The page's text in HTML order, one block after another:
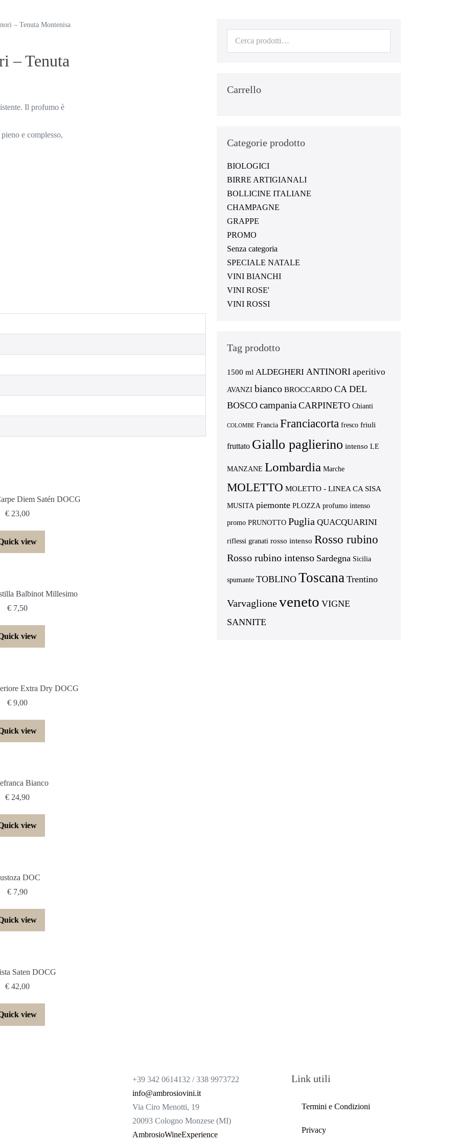
– Tenuta Montenisa
– Tenuta
Il profumo è
e complesso,
Diem Satén DOCG
€23,00
view
Balbinot Millesimo
€7,50
view
Extra Dry DOCG
€9,00
view
Bianco
€24,90
view
DOC
€7,90
view
Saten DOCG
€42,00
view
Carrello
Categorie prodotto
BIOLOGICI
BIRRE ARTIGIANALI
BOLLICINE ITALIANE
CHAMPAGNE
GRAPPE
PROMO
Senza categoria
SPECIALE NATALE
VINI BIANCHI
VINI ROSE'
VINI ROSSI
Tag prodotto
1500 ml ALDEGHERI ANTINORI aperitivo
AVANZI bianco BROCCARDO CA DEL
BOSCO campania CARPINETO Chianti
COLOMBE Francia Franciacorta fresco friuli
fruttato Giallo paglierino intenso LE
MANZANE Lombardia Marche
MOLETTO MOLETTO - LINEA CA SISA
MUSITA piemonte PLOZZA profumo intenso
promo PRUNOTTO Puglia QUACQUARINI
riflessi granati rosso intenso Rosso rubino
Rosso rubino intenso Sardegna Sicilia
spumante TOBLINO Toscana Trentino
Varvaglioneveneto VIGNE
SANNITE
+39 342 0614132 / 338 9973722
info@ambrosiovini.it
Via Ciro Menotti, 19
20093 Cologno Monzese (MI)
AmbrosioWineExperience
Link utili
Termini e Condizioni
Privacy